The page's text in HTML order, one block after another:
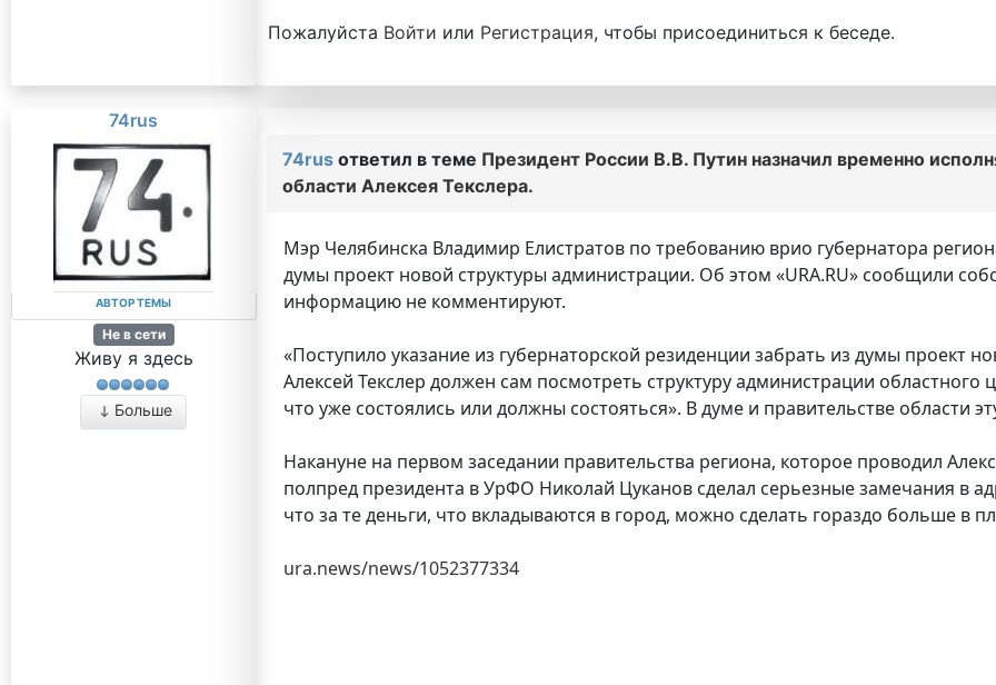
Пожалуйста Войти или Регистрация, чтобы присоединиться к беседе.
74rus
АВТОР ТЕМЫ
Не в сети
Живу я здесь
Больше
74rusответил в теме Президент России В.В. Путин назначил временно
области Алексея Текслера.
Мэр Челябинска Владимир Елистратов по требованию врио губернатора
думы проект новой структуры администрации. Об этом «URA.RU» сообщили
информацию не комментируют.
«Поступило указание из губернаторской резиденции забрать из думы проект
Алексей Текслер должен сам посмотреть структуру администрации
что уже состоялись или должны состояться». В думе и правительстве области
Накануне на первом заседании правительства региона, которое проводил
полпред президента в УрФО Николай Цуканов сделал серьезные замечания в
что за те деньги, что вкладываются в город, можно сделать гораздо больше в
ura.news/news/1052377334